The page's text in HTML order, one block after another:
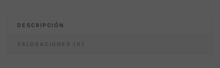
DESCRIPCIÓN
VALORACIONES (0)